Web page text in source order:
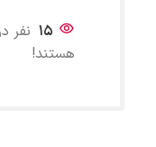
15 نفر
هستند!